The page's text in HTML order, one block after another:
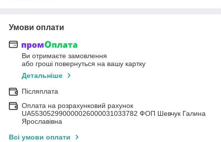
Умови оплати
Ви отримаєте замовлення
або гроші повернуться на вашу картку
Детальніше
Післяплата
Оплата на розрахунковий рахунок
UA553052990000026000031033782 ФОП Шевчук Галина
Ярославівна
Всі умови оплати